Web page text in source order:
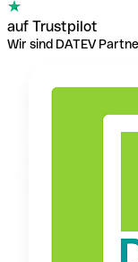
auf Trustpilot
Wir sind DATEV